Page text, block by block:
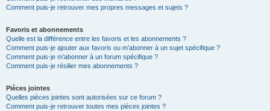
Comment puis-je retrouver mes propres messages et sujets ?
Favoris et abonnements
Quelle est la différence entre les favoris et les abonnements ?
Comment puis-je ajouter aux favoris ou m’abonner à un sujet spécifique ?
Comment puis-je m’abonner à un forum spécifique ?
Comment puis-je résilier mes abonnements ?
Pièces jointes
Quelles pièces jointes sont autorisées sur ce forum ?
Comment puis-je retrouver toutes mes pièces jointes ?